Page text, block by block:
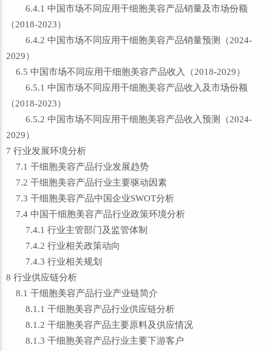
6.4.1 中国市场不同应用干细胞美容产品销量及市场份额
（2018-2023）
6.4.2 中国市场不同应用干细胞美容产品销量预测（2024-
2029）
6.5 中国市场不同应用干细胞美容产品收入（2018-2029）
6.5.1 中国市场不同应用干细胞美容产品收入及市场份额
（2018-2023）
6.5.2 中国市场不同应用干细胞美容产品收入预测（2024-
2029）
7 行业发展环境分析
7.1 干细胞美容产品行业发展趋势
7.2 干细胞美容产品行业主要驱动因素
7.3 干细胞美容产品中国企业SWOT分析
7.4 中国干细胞美容产品行业政策环境分析
7.4.1 行业主管部门及监管体制
7.4.2 行业相关政策动向
7.4.3 行业相关规划
8 行业供应链分析
8.1 干细胞美容产品行业产业链简介
8.1.1 干细胞美容产品行业供应链分析
8.1.2 干细胞美容产品主要原料及供应情况
8.1.3 干细胞美容产品行业主要下游客户